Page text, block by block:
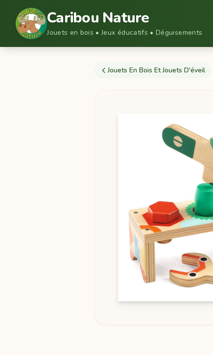
Caribou Nature
Jouets en bois • Jeux éducatifs • Déguisements
Jouets En Bois Et Jouets D'éveil